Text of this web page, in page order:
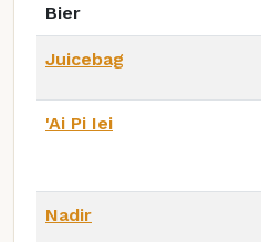
Bier
Juicebag
'Ai Pi Iei
Nadir